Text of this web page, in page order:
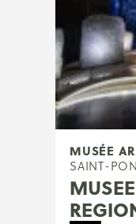
MUSÉE
SAINT-